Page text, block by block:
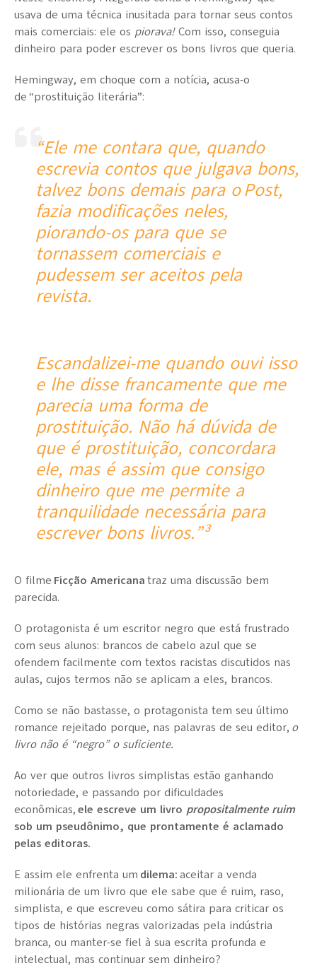
usava de uma técnica inusitada para tornar seus contos
mais comerciais: ele os piorava!Com isso, conseguia
dinheiro para poder escrever os bons livros que queria.
Hemingway, em choque com a notícia, acusa-o
de “prostituição literária”:
“Ele me contara que, quando
escrevia contos que julgava bons,
talvez bons demais para o Post,
fazia modificações neles,
piorando-os para que se
tornassem comerciais e
pudessem ser aceitos pela
revista.
Escandalizei-me quando ouvi isso
e lhe disse francamente que me
parecia uma forma de
prostituição. Não há dúvida de
que é prostituição, concordara
ele, mas é assim que consigo
dinheiro que me permite a
tranquilidade necessária para
escrever bons livros.”³
O filme Ficção Americanatraz uma discussão bem
parecida.
O protagonista é um escritor negro que está frustrado
com seus alunos: brancos de cabelo azul que se
ofendem facilmente com textos racistas discutidos nas
aulas, cujos termos não se aplicam a eles, brancos.
Como se não bastasse, o protagonista tem seu último
romance rejeitado porque, nas palavras de seu editor, o
livro não é “negro” o suficiente.
Ao ver que outros livros simplistas estão ganhando
notoriedade, e passando por dificuldades
econômicas,ele escreve um livro propositalmente ruim
sob um pseudônimo, que prontamente é aclamado
pelas editoras.
E assim ele enfrenta um dilema:aceitar a venda
milionária de um livro que ele sabe que é ruim, raso,
simplista, e que escreveu como sátira para criticar os
tipos de histórias negras valorizadas pela indústria
branca, ou manter-se fiel à sua escrita profunda e
intelectual, mas continuar sem dinheiro?